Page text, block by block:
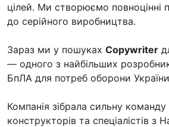
цілей. Ми створюємо повноцінні
до серійного виробництва.
Зараз ми у пошуках Copywriter
— одного з найбільших
БпЛА для потреб оборони
Компанія зібрала сильну команду
конструкторів та спеціалістів з